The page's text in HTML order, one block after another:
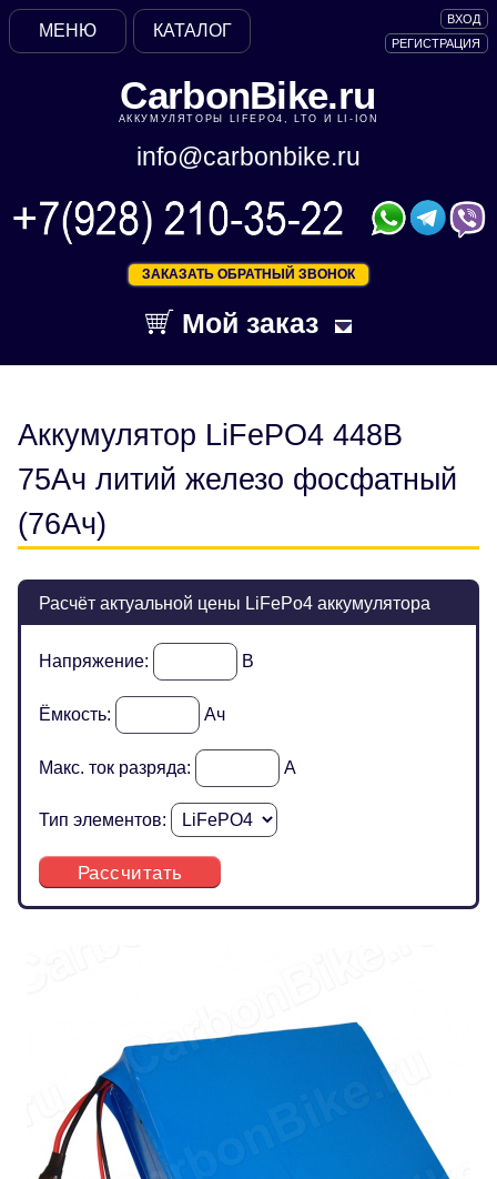
CarbonBike.ru
АККУМУЛЯТОРЫ LIFEPO4, LTO И LI-ION
info@carbonbike.ru
ЗАКАЗАТЬ ОБРАТНЫЙ ЗВОНОК
Мой заказ
ВХОД
РЕГИСТРАЦИЯ
КАТАЛОГ
МЕНЮ
Аккумулятор LiFePO4 448В
75Ач литий железо фосфатный
(76Ач)
Расчёт актуальной цены LiFePo4 аккумулятора
Напряжение: В
Ёмкость: Ач
Макс. ток разряда: А
Тип элементов:
Рассчитать